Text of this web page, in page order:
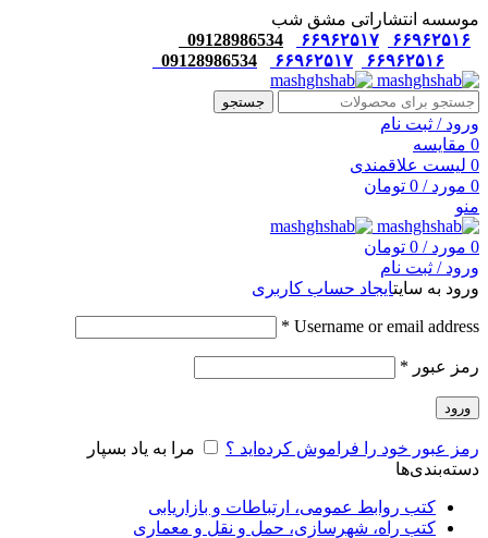
موسسه انتشاراتی مشق شب
۶۶۹۶۲۵۱۶
۶۶۹۶۲۵۱۷
09128986534
۶۶۹۶۲۵۱۶
۶۶۹۶۲۵۱۷ 09128986534
جستجو
ورود / ثبت نام
0 مقایسه
0 لیست علاقمندی
0 مورد /
0 تومان
منو
0 مورد /
0 تومان
ورود / ثبت نام
ورود به سایتایجاد حساب کاربری
Username or email address
*
رمز عبور *
ورود
رمز عبور خود را فراموش کرده‌اید ؟
مرا به یاد بسپار
دسته‌بندی‌ها
کتب روابط عمومی، ارتباطات و بازاریابی
کتب راه، شهرسازی، حمل و نقل و معماری